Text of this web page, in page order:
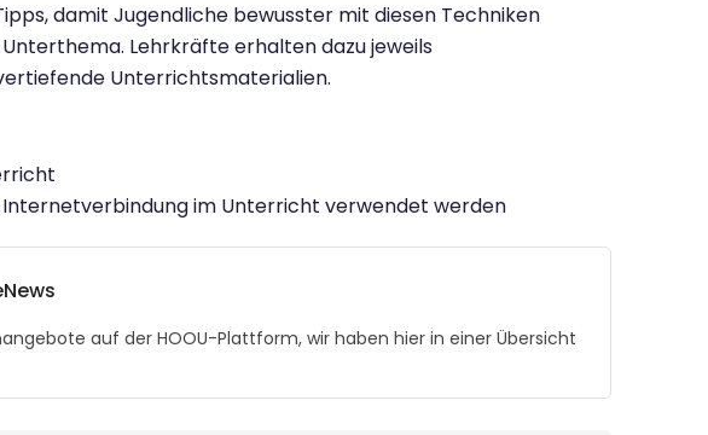
damit Jugendliche bewusster mit diesen Techniken
Lehrkräfte erhalten dazu jeweils
Unterrichtsmaterialien.
im Unterricht verwendet werden
auf der HOOU-Plattform, wir haben hier in einer Übersicht